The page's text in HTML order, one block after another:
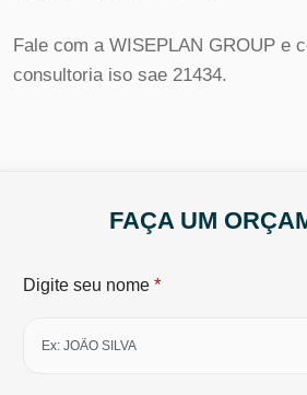
Fale com a WISEPLAN GROUP e
consultoria iso sae 21434.
FAÇA UM
Digite seu nome *